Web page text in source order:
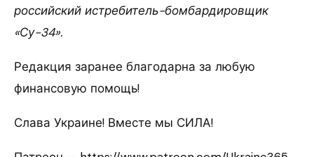
российский истребитель-бомбардировщик
«Су-34».
Редакция заранее благодарна за любую
финансовую помощь!
Слава Украине! Вместе мы СИЛА!